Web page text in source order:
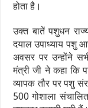
होता है।
उक्त बातें पशुधन
दयाल उपाध्याय पशु
अवसर पर उन्होंने
मंत्री जी ने कहा कि
व्यापक तौर पर पशु
500 गोशाला